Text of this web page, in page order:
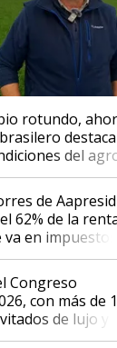
rotundo,
del
invertir:
de Aapresid
62% de la
en impuestos:
que en
sigan
de hace 50
Congreso
con más de
de lujo y